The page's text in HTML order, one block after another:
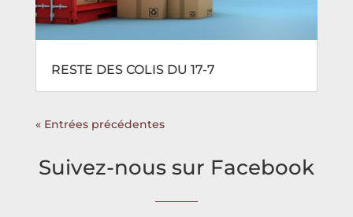
RESTE DES COLIS DU 17-7
« Entrées précédentes
Suivez-nous sur Facebook